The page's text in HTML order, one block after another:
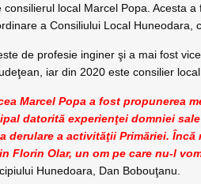
consilierul local Marcel Popa. Acesta
a Consiliului Local Huneodara,
de profesie inginer şi a mai fost
iar din 2020 este consilier
Marcel Popa a fost propunerea
datorită experienţei domniei
derulare a activităţii Primăriei.
Florin Olar, un om pe care nu-l
Hunedoara, Dan Bobouţanu.